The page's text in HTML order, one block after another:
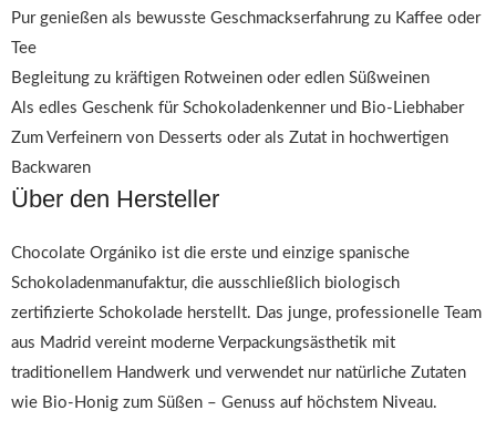
Pur genießen als bewusste Geschmackserfahrung zu Kaffee oder
Tee
Begleitung zu kräftigen Rotweinen oder edlen Süßweinen
Als edles Geschenk für Schokoladenkenner und Bio-Liebhaber
Zum Verfeinern von Desserts oder als Zutat in hochwertigen
Backwaren
Über den Hersteller
Chocolate Orgániko ist die erste und einzige spanische
Schokoladenmanufaktur, die ausschließlich biologisch
zertifizierte Schokolade herstellt. Das junge, professionelle Team
aus Madrid vereint moderne Verpackungsästhetik mit
traditionellem Handwerk und verwendet nur natürliche Zutaten
wie Bio-Honig zum Süßen – Genuss auf höchstem Niveau.